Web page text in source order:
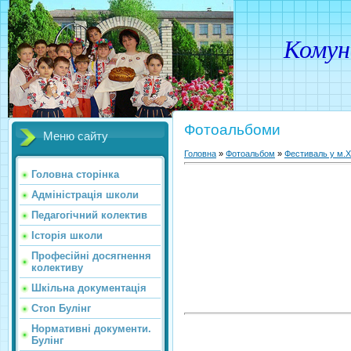
Меню сайту
Головна сторінка
Адміністрація школи
Педагогічний колектив
Історія школи
Професійні досягнення
колективу
Шкільна документація
Стоп Булінг
Нормативні документи.
Булінг
Фотоальбоми
Головна » Фотоальбом » Фестиваль у